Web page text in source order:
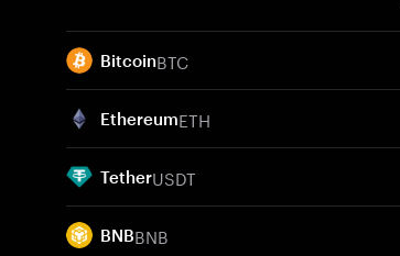
BitcoinBTC
EthereumETH
TetherUSDT
BNBBNB